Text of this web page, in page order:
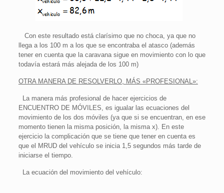
Con este resultado está clarísimo que no choca, ya que no
llega a los 100 m a los que se encontraba el atasco (además
tener en cuenta que la caravana sigue en movimiento con lo que
todavía estará más alejada de los 100 m)
OTRA MANERA DE RESOLVERLO, MÁS «PROFESIONAL»:
La manera más profesional de hacer ejercicios de
ENCUENTRO DE MÓVILES, es igualar las ecuaciones del
movimiento de los dos móviles (ya que si se encuentran, en ese
momento tienen la misma posición, la misma x). En este
ejercicio la complicación que se tiene que tener en cuenta es
que el MRUD del vehículo se inicia 1,5 segundos más tarde de
iniciarse el tiempo.
La ecuación del movimiento del vehículo: